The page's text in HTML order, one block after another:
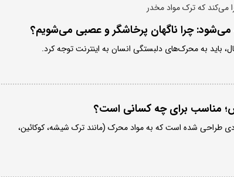
می‌کند که ترک مواد مخدر
می‌شود: چرا ناگهان پرخاشگر و عصبی می‌شویم؟
باید به محرک‌های دلبستگی انسان به اینترنت توجه کرد.
مناسب برای چه کسانی است؟
طراحی شده است که به مواد محرک (مانند ترک شیشه، کوکائین،